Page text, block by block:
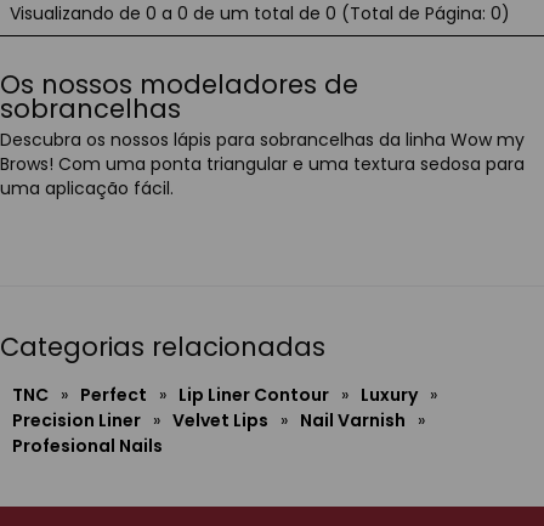
Os nossos modeladores de
sobrancelhas
Descubra os nossos lápis para sobrancelhas da linha Wow my
Brows! Com uma ponta triangular e uma textura sedosa para
uma aplicação fácil.
Visualizando de 0 a 0 de um total de 0 (Total de Página: 0)
Categorias relacionadas
TNC » Perfect » Lip Liner Contour » Luxury »
Precision Liner » Velvet Lips » Nail Varnish »
Profesional Nails